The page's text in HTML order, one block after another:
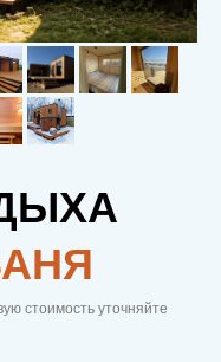
стоимость уточняйте